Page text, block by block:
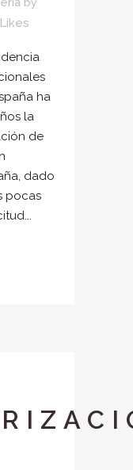
Likes
ha
la
de
dado
pocas